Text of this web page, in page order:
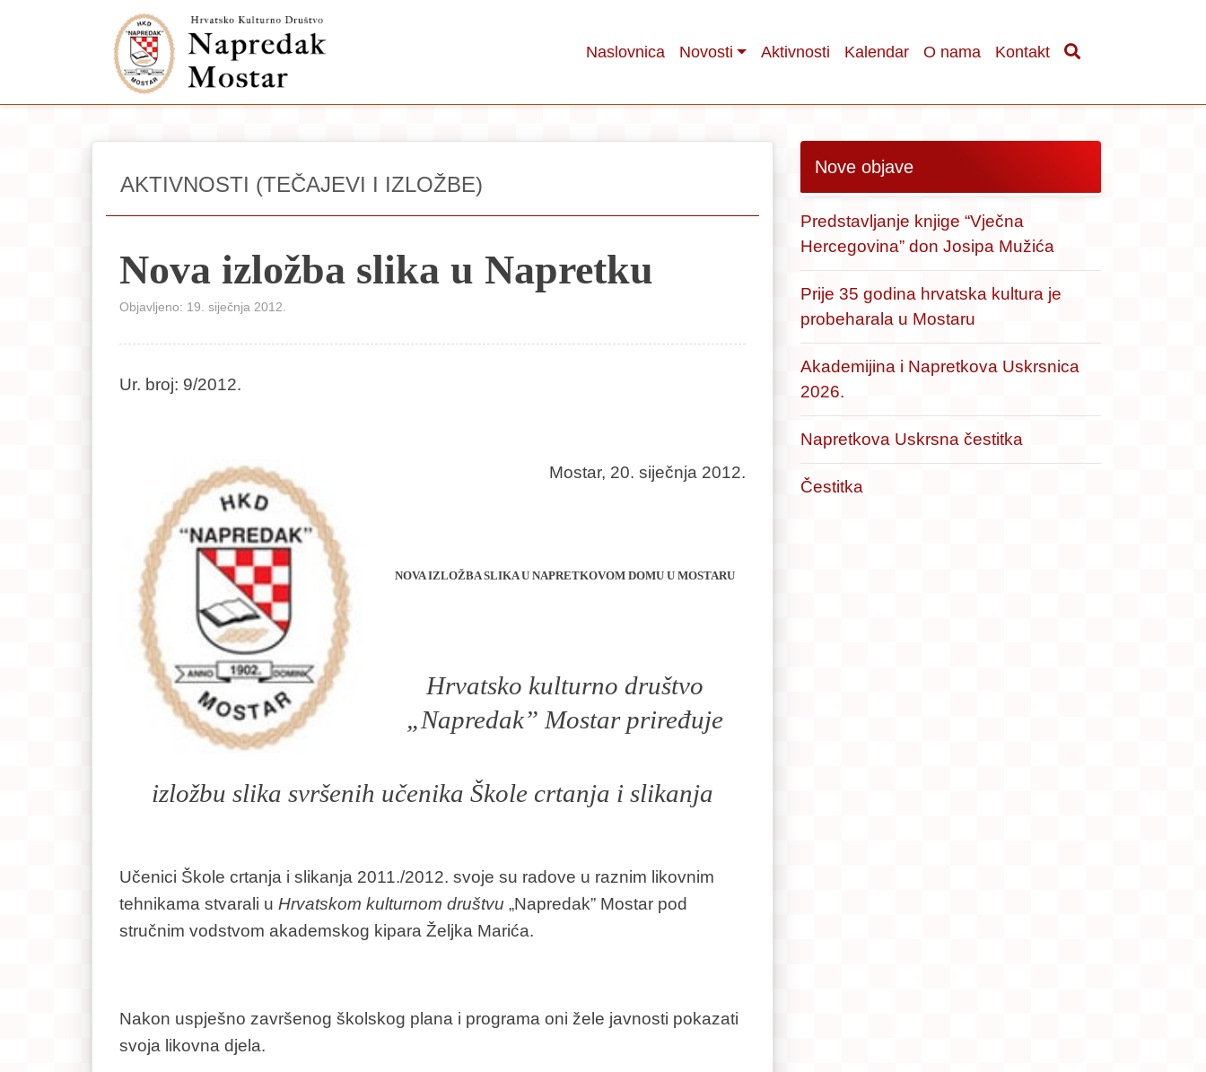
Naslovnica Novosti Aktivnosti Kalendar O nama Kontakt
AKTIVNOSTI (TEČAJEVI I IZLOŽBE)
Nova izložba slika u Napretku
Objavljeno: 19. siječnja 2012.
Ur. broj: 9/2012.
Mostar, 20. siječnja 2012.
NOVA IZLOŽBA SLIKA U NAPRETKOVOM DOMU U MOSTARU
Hrvatsko kulturno društvo
„Napredak” Mostar priređuje
izložbu slika svršenih učenika Škole crtanja i slikanja
Učenici Škole crtanja i slikanja 2011./2012. svoje su radove u raznim likovnim
tehnikama stvarali u Hrvatskom kulturnom društvu „Napredak” Mostar pod
stručnim vodstvom akademskog kipara Željka Marića.
Nakon uspješno završenog školskog plana i programa oni žele javnosti pokazati
svoja likovna djela.
Nove objave
Predstavljanje knjige “Vječna
Hercegovina” don Josipa Mužića
Prije 35 godina hrvatska kultura je
probeharala u Mostaru
Akademijina i Napretkova Uskrsnica
2026.
Napretkova Uskrsna čestitka
Čestitka